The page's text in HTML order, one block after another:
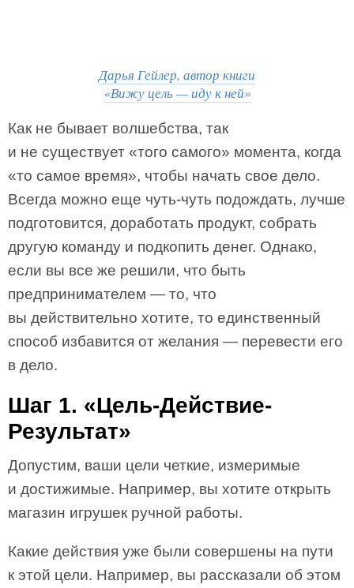
Дарья Гейлер, автор книги
«Вижу цель — иду к ней»
Как не бывает волшебства, так
и не существует «того самого» момента, когда
«то самое время», чтобы начать свое дело.
Всегда можно еще чуть-чуть подождать, лучше
подготовится, доработать продукт, собрать
другую команду и подкопить денег. Однако,
если вы все же решили, что быть
предпринимателем — то, что
вы действительно хотите, то единственный
способ избавится от желания — перевести его
в дело.
Шаг 1. «Цель-Действие-
Результат»
Допустим, ваши цели четкие, измеримые
и достижимые. Например, вы хотите открыть
магазин игрушек ручной работы.
Какие действия уже были совершены на пути
к этой цели. Например, вы рассказали об этом